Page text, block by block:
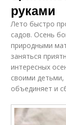
руками
Лето быстро
садов. Осень
природными
заняться
интересных
своими детьми,
объединяет и